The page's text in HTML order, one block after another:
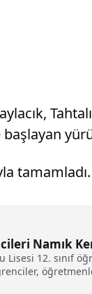
tamamladı.
Namık
Lisesi 12. sınıf